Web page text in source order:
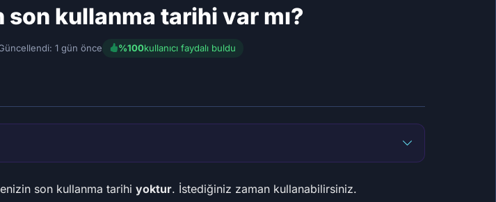
kullanma tarihi var mı?
1 gün önce %100kullanıcı faydalı buldu
son kullanma tarihi yoktur. İstediğiniz zaman kullanabilirsiniz.